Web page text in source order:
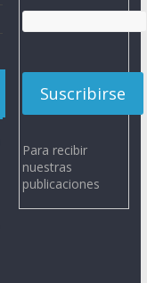
Para recibir
nuestras
publicaciones